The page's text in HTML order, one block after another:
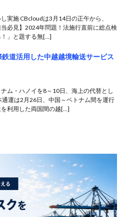
実施 CBcloudは3月14日の正午から、
当必見】2024年問題！法施行直前に総点検
」と題する無[…]
鉄道活用した中越越境輸送サービス
ム・ハノイを8～10日、海上の代替とし
通運は2月26日、中国～ベトナム間を運行
利用した両国間の越[…]